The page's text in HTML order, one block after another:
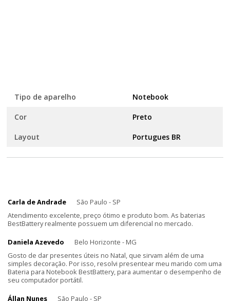
Tipo de aparelho Notebook
Cor Preto
Layout Portugues BR
Carla de Andrade
São Paulo - SP
Atendimento excelente, preço ótimo e produto bom. As baterias
BestBattery realmente possuem um diferencial no mercado.
Daniela Azevedo
Belo Horizonte - MG
Gosto de dar presentes úteis no Natal, que sirvam além de uma
simples decoração. Por isso, resolvi presentear meu marido com uma
Bateria para Notebook BestBattery, para aumentar o desempenho de
seu computador portátil.
Állan Nunes
São Paulo - SP